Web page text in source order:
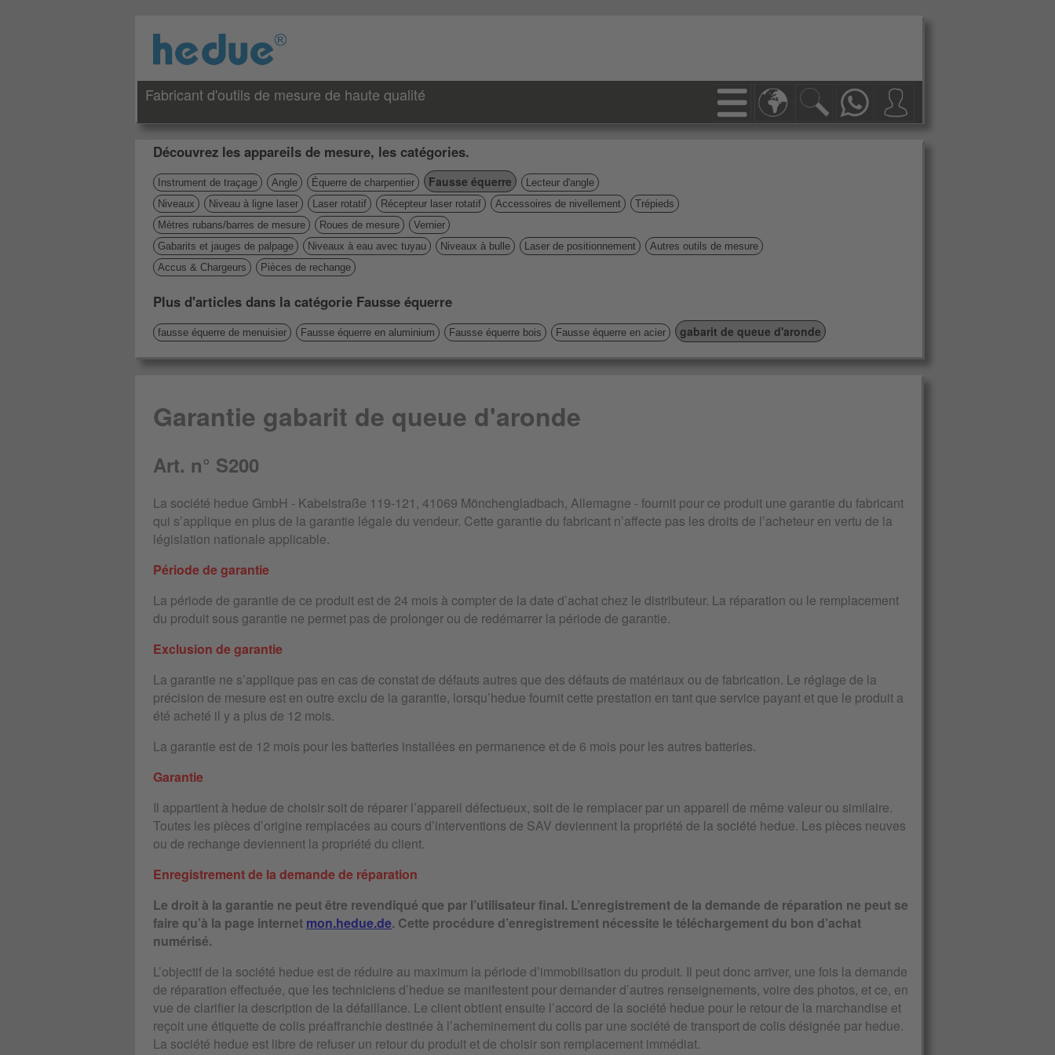
Fabricant d'outils de mesure de haute qualité
Découvrez les appareils de mesure, les catégories.
Instrument de traçage Angle Équerre de charpentier Fausse équerre
Lecteur d'angle
Niveaux
Niveau à ligne laser Laser rotatif Récepteur laser rotatif Accessoires de nivellement
Trépieds
Mètres rubans/barres de mesure
Roues de mesure
Vernier
Gabarits et jauges de palpage
Niveaux à eau avec tuyau Niveaux à bulle Laser de positionnement
Autres outils de mesure
Accus & Chargeurs
Pièces de rechange
Plus d'articles dans la catégorie Fausse équerre
fausse équerre de menuisier Fausse équerre en aluminium Fausse équerre bois Fausse équerre en acier gabarit de queue d'aronde
Garantie gabarit de queue d'aronde
Art. n° S200
La société hedue GmbH - Kabelstraße 119-121, 41069 Mönchengladbach, Allemagne - fournit pour ce produit une garantie du fabricant
qui s’applique en plus de la garantie légale du vendeur. Cette garantie du fabricant n’affecte pas les droits de l’acheteur en vertu de la
législation nationale applicable.
Période de garantie
La période de garantie de ce produit est de 24 mois à compter de la date d’achat chez le distributeur. La réparation ou le remplacement
du produit sous garantie ne permet pas de prolonger ou de redémarrer la période de garantie.
Exclusion de garantie
La garantie ne s’applique pas en cas de constat de défauts autres que des défauts de matériaux ou de fabrication. Le réglage de la
précision de mesure est en outre exclu de la garantie, lorsqu’hedue fournit cette prestation en tant que service payant et que le produit a
été acheté il y a plus de 12 mois.
La garantie est de 12 mois pour les batteries installées en permanence et de 6 mois pour les autres batteries.
Garantie
Il appartient à hedue de choisir soit de réparer l’appareil défectueux, soit de le remplacer par un appareil de même valeur ou similaire.
Toutes les pièces d’origine remplacées au cours d’interventions de SAV deviennent la propriété de la société hedue. Les pièces neuves
ou de rechange deviennent la propriété du client.
Enregistrement de la demande de réparation
Le droit à la garantie ne peut être revendiqué que par l’utilisateur final. L’enregistrement de la demande de réparation ne peut se
faire qu’à la page internet mon.hedue.de. Cette procédure d’enregistrement nécessite le téléchargement du bon d’achat
numérisé.
L’objectif de la société hedue est de réduire au maximum la période d’immobilisation du produit. Il peut donc arriver, une fois la demande
de réparation effectuée, que les techniciens d’hedue se manifestent pour demander d’autres renseignements, voire des photos, et ce, en
vue de clarifier la description de la défaillance. Le client obtient ensuite l’accord de la société hedue pour le retour de la marchandise et
reçoit une étiquette de colis préaffranchie destinée à l’acheminement du colis par une société de transport de colis désignée par hedue.
La société hedue est libre de refuser un retour du produit et de choisir son remplacement immédiat.